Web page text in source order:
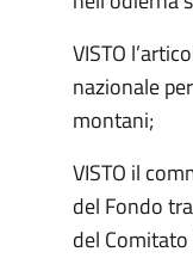
VISTO
nazionale
montani;
VISTO il
del Fondo
del